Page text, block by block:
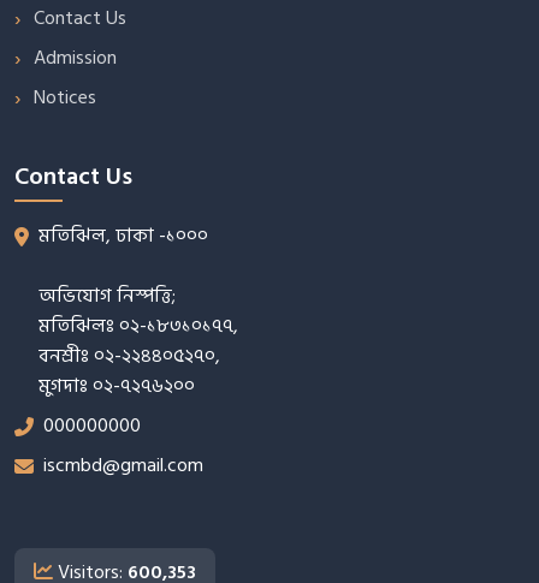
Contact Us
Admission
Notices
Contact Us
মতিঝিল, ঢাকা -১০০০
অভিযোগ নিস্পত্তি;
মতিঝিলঃ ০২-১৮৩১০১৭৭,
বনশ্রীঃ ০২-২২৪৪০৫২৭০,
মুগদাঃ ০২-৭২৭৬২০০
000000000
iscmbd@gmail.com
Visitors: 600,353